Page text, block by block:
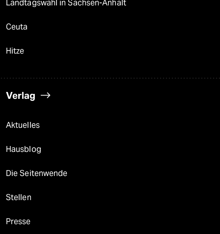
Landtagswahl in Sachsen-Anhalt
Ceuta
Hitze
Verlag
Aktuelles
Hausblog
Die Seitenwende
Stellen
Presse